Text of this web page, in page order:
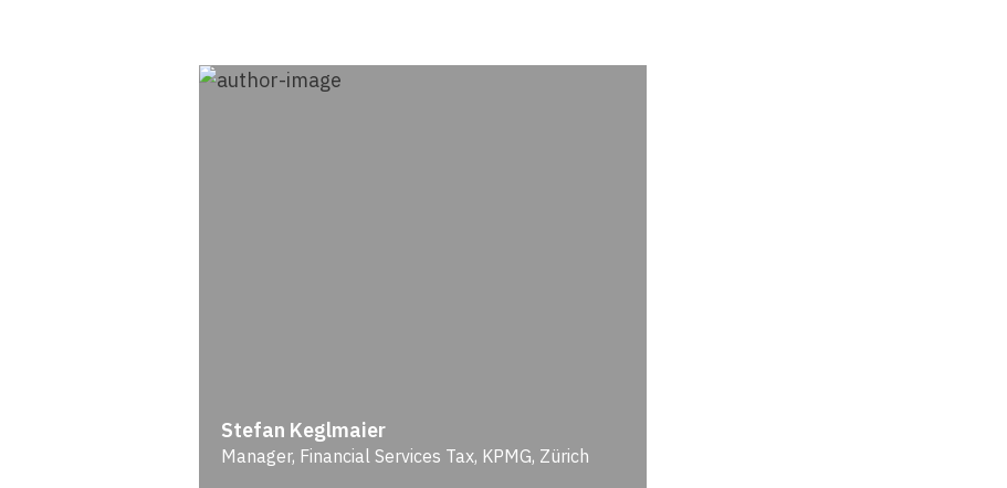
Stefan Keglmaier
Manager, Financial Services Tax, KPMG, Zürich